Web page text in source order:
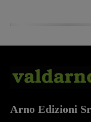
Arno Edizioni